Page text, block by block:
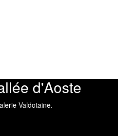
d'Aoste
Valdotaine.